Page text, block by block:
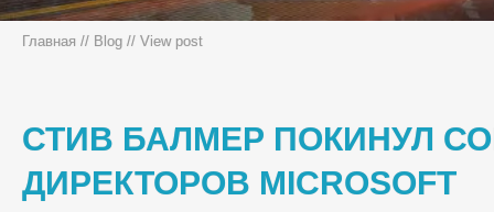
Главная // Blog // View post
СТИВ БАЛМЕР ПОКИНУЛ
ДИРЕКТОРОВ MICROSOFT